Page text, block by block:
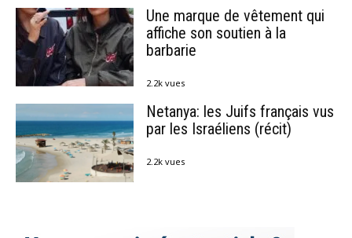
Une marque de vêtement qui
affiche son soutien à la
barbarie
2.2k vues
Netanya: les Juifs français vus
par les Israéliens (récit)
2.2k vues